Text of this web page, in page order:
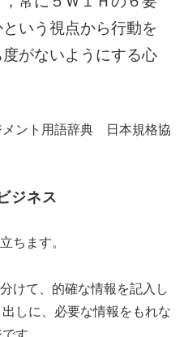
いう視点から行動を
がないようにする心
メント用語辞典 日本規格協
ネス
ちます。
けて、的確な情報を記入し
しに、必要な情報をもれな